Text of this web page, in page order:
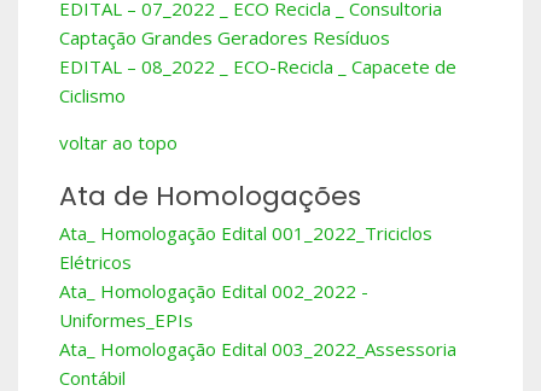
EDITAL – 07_2022 _ ECO Recicla _ Consultoria
Captação Grandes Geradores Resíduos
EDITAL – 08_2022 _ ECO-Recicla _ Capacete de
Ciclismo
voltar ao topo
Ata de Homologações
Ata_ Homologação Edital 001_2022_Triciclos
Elétricos
Ata_ Homologação Edital 002_2022 -
Uniformes_EPIs
Ata_ Homologação Edital 003_2022_Assessoria
Contábil